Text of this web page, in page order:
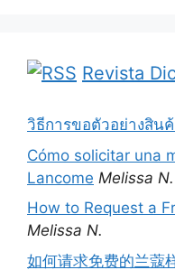
Revista
วิธีการขอตัวอย่างสิน
Cómo solicitar una
Lancome Melissa N.
How to Request a
Melissa N.
如何请求免费的兰蔻